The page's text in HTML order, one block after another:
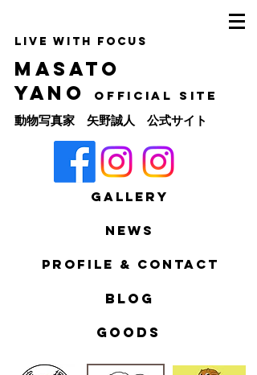
​Live with focus
Masato
Yano
Official site
動物写真家 矢野誠人 公式サイト
Gallery
News
Profile & Contact
Blog
goods